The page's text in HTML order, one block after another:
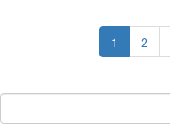
Current
page
1 Page
2